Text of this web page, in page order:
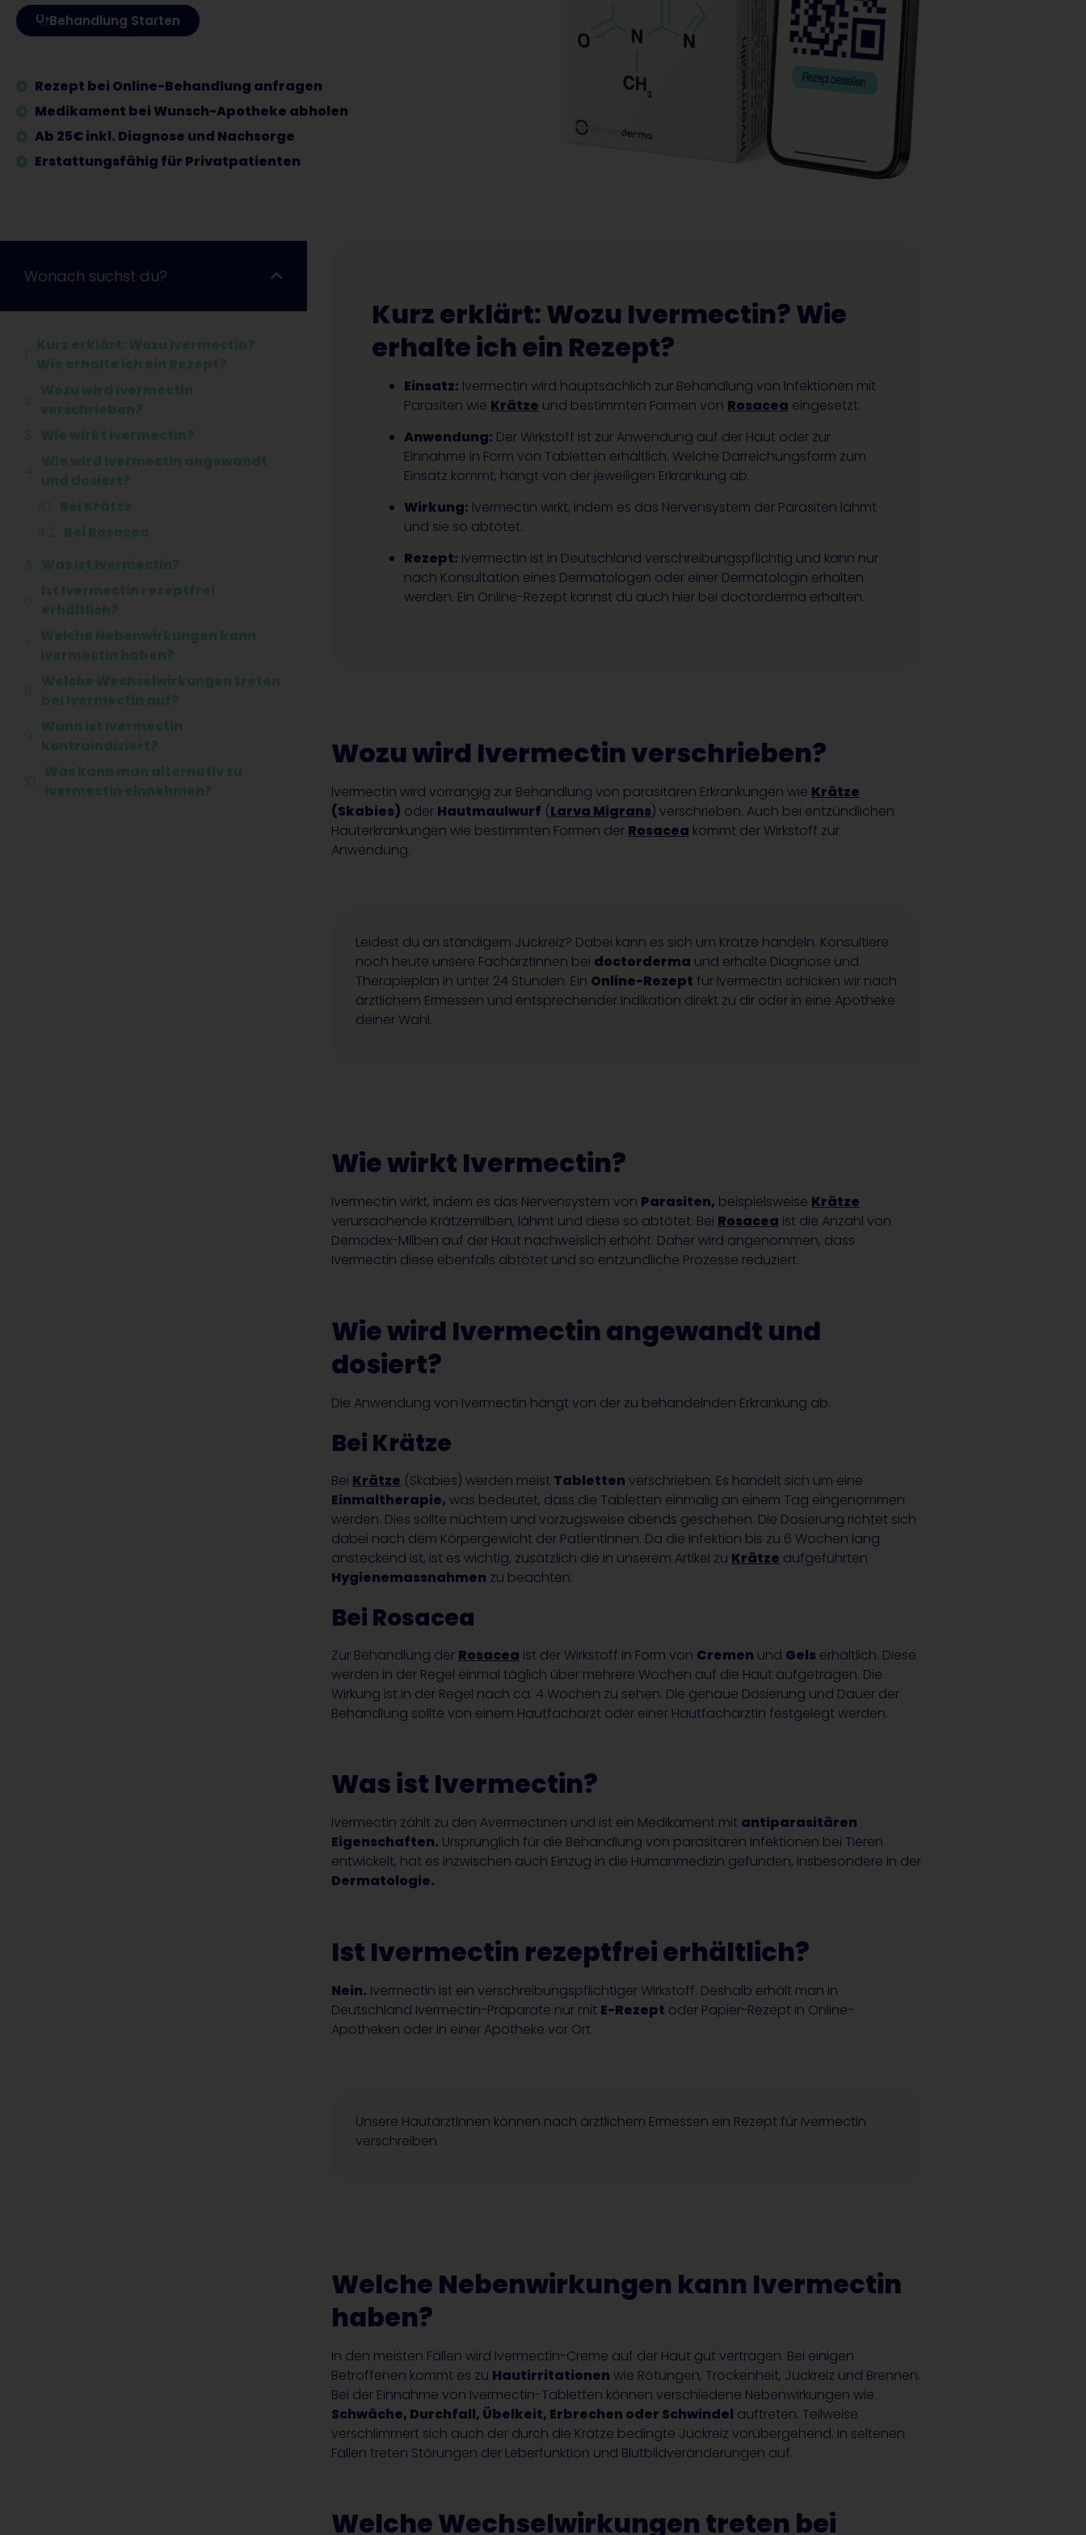
Behandlung Starten
Rezept bei Online-Behandlung anfragen
Medikament bei Wunsch-Apotheke abholen
Ab 25€ inkl. Diagnose und Nachsorge
Erstattungsfähig für Privatpatienten
Wonach suchst du?
Kurz erklärt: Wozu Ivermectin?
Wie erhalte ich ein Rezept?
Wozu wird Ivermectin
verschrieben?
Wie wirkt Ivermectin?
Wie wird Ivermectin angewandt
und dosiert?
Bei Krätze
Bei Rosacea
Was ist Ivermectin?
Ist Ivermectin rezeptfrei
erhältlich?
Welche Nebenwirkungen kann
Ivermectin haben?
Welche Wechselwirkungen treten
bei Ivermectin auf?
Wann ist Ivermectin
kontraindiziert?
Was kann man alternativ zu
Ivermectin einnehmen?
Kurz erklärt: Wozu Ivermectin? Wie
erhalte ich ein Rezept?
Einsatz: Ivermectin wird hauptsächlich zur Behandlung von Infektionen mit
Parasiten wie Krätze und bestimmten Formen von Rosacea eingesetzt.
Anwendung: Der Wirkstoff ist zur Anwendung auf der Haut oder zur
Einnahme in Form von Tabletten erhältlich. Welche Darreichungsform zum
Einsatz kommt, hängt von der jeweiligen Erkrankung ab.
Wirkung: Ivermectin wirkt, indem es das Nervensystem der Parasiten lähmt
und sie so abtötet.
Rezept: Ivermectin ist in Deutschland verschreibungspflichtig und kann nur
nach Konsultation eines Dermatologen oder einer Dermatologin erhalten
werden. Ein Online-Rezept kannst du auch hier bei doctorderma erhalten.
Wozu wird Ivermectin verschrieben?
Ivermectin wird vorrangig zur Behandlung von parasitären Erkrankungen wie Krätze
(Skabies) oder Hautmaulwurf (Larva Migrans) verschrieben. Auch bei entzündlichen
Hauterkrankungen wie bestimmten Formen der Rosacea kommt der Wirkstoff zur
Anwendung.
Leidest du an ständigem Juckreiz? Dabei kann es sich um Krätze handeln. Konsultiere
noch heute unsere FachärztInnen bei doctorderma und erhalte Diagnose und
Therapieplan in unter 24 Stunden. Ein Online-Rezept für Ivermectin schicken wir nach
ärztlichem Ermessen und entsprechender Indikation direkt zu dir oder in eine Apotheke
deiner Wahl.
Wie wirkt Ivermectin?
Ivermectin wirkt, indem es das Nervensystem von Parasiten, beispielsweise Krätze
verursachende Krätzemilben, lähmt und diese so abtötet. Bei Rosacea ist die Anzahl von
Demodex-Milben auf der Haut nachweislich erhöht. Daher wird angenommen, dass
Ivermectin diese ebenfalls abtötet und so entzündliche Prozesse reduziert.
Wie wird Ivermectin angewandt und
dosiert?
Die Anwendung von Ivermectin hängt von der zu behandelnden Erkrankung ab.
Bei Krätze
Bei Krätze (Skabies) werden meist Tabletten verschrieben. Es handelt sich um eine
Einmaltherapie, was bedeutet, dass die Tabletten einmalig an einem Tag eingenommen
werden. Dies sollte nüchtern und vorzugsweise abends geschehen. Die Dosierung richtet sich
dabei nach dem Körpergewicht der PatientInnen. Da die Infektion bis zu 6 Wochen lang
ansteckend ist, ist es wichtig, zusätzlich die in unserem Artikel zu Krätze aufgeführten
Hygienemassnahmen zu beachten.
Bei Rosacea
Zur Behandlung der Rosacea ist der Wirkstoff in Form von Cremen und Gels erhältlich. Diese
werden in der Regel einmal täglich über mehrere Wochen auf die Haut aufgetragen. Die
Wirkung ist in der Regel nach ca. 4 Wochen zu sehen. Die genaue Dosierung und Dauer der
Behandlung sollte von einem Hautfacharzt oder einer Hautfachärztin festgelegt werden.
Was ist Ivermectin?
Ivermectin zählt zu den Avermectinen und ist ein Medikament mit antiparasitären
Eigenschaften. Ursprünglich für die Behandlung von parasitären Infektionen bei Tieren
entwickelt, hat es inzwischen auch Einzug in die Humanmedizin gefunden, insbesondere in der
Dermatologie.
Ist Ivermectin rezeptfrei erhältlich?
Nein. Ivermectin ist ein verschreibungspflichtiger Wirkstoff. Deshalb erhält man in
Deutschland Ivermectin-Präparate nur mit E-Rezept oder Papier-Rezept in Online-
Apotheken oder in einer Apotheke vor Ort.
Unsere HautärztInnen können nach ärztlichem Ermessen ein Rezept für Ivermectin
verschreiben.
Welche Nebenwirkungen kann Ivermectin
haben?
In den meisten Fällen wird Ivermectin-Creme auf der Haut gut vertragen. Bei einigen
Betroffenen kommt es zu Hautirritationen wie Rötungen, Trockenheit, Juckreiz und Brennen.
Bei der Einnahme von Ivermectin-Tabletten können verschiedene Nebenwirkungen wie
Schwäche, Durchfall, Übelkeit, Erbrechen oder Schwindel auftreten. Teilweise
verschlimmert sich auch der durch die Krätze bedingte Juckreiz vorübergehend. In seltenen
Fällen treten Störungen der Leberfunktion und Blutbildveränderungen auf.
Welche Wechselwirkungen treten bei